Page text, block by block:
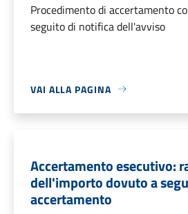
Procedimento di accertamento
seguito di notifica dell'avviso
VAI ALLA PAGINA
Accertamento esecutivo:
dell'importo dovuto a
accertamento